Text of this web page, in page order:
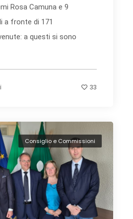
Rosa Camuna e 9
a fronte di 171
a questi si sono
33
Consiglio e Commissioni